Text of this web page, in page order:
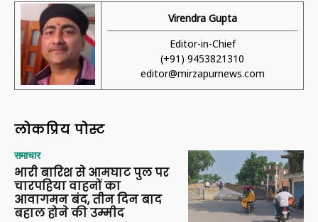
Virendra Gupta
Editor-in-Chief
(+91) 9453821310
editor@mirzapurnews.com
लोकप्रिय पोस्ट
समाचार
भारी बारिश से आमघाट पुल पर
चारपहिया वाहनों का
आवागमन बंद, तीन दिन बाद
बहाल होने की उम्मीद